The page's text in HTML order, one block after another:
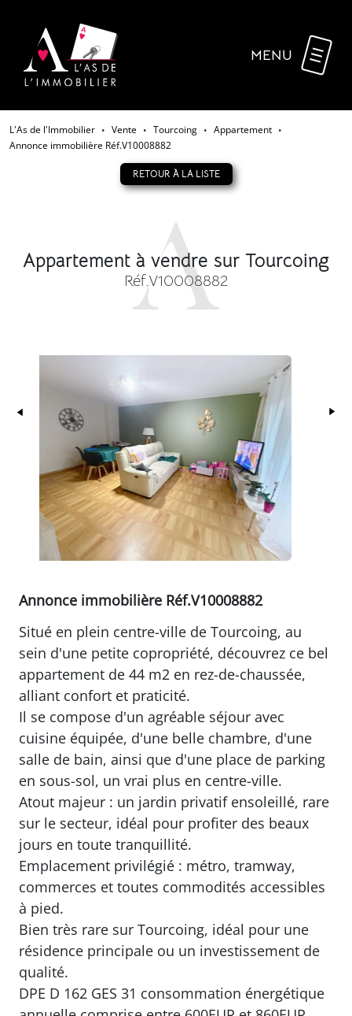
MENU
L'As de l'Immobilier • Vente • Tourcoing • Appartement •
Annonce immobilière Réf.V10008882
RETOUR À LA LISTE
Appartement à vendre sur Tourcoing
Réf.V10008882
Précédent
Annonce immobilière Réf.V10008882
Situé en plein centre-ville de Tourcoing, au
sein d'une petite copropriété, découvrez ce bel
appartement de 44 m2 en rez-de-chaussée,
alliant confort et praticité.
Il se compose d'un agréable séjour avec
cuisine équipée, d'une belle chambre, d'une
salle de bain, ainsi que d'une place de parking
en sous-sol, un vrai plus en centre-ville.
Atout majeur : un jardin privatif ensoleillé, rare
sur le secteur, idéal pour profiter des beaux
jours en toute tranquillité.
Emplacement privilégié : métro, tramway,
commerces et toutes commodités accessibles
à pied.
Bien très rare sur Tourcoing, idéal pour une
résidence principale ou un investissement de
qualité.
DPE D 162 GES 31 consommation énergétique